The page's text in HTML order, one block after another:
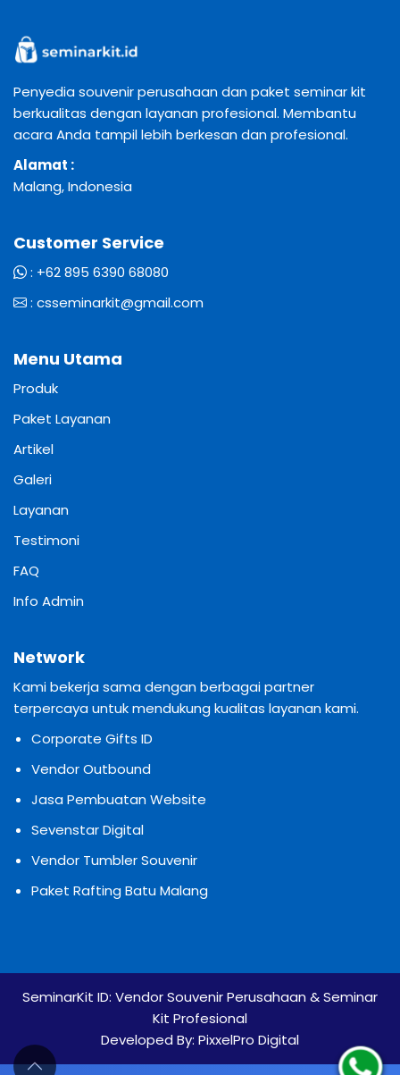
Penyedia souvenir perusahaan dan paket seminar kit
berkualitas dengan layanan profesional. Membantu
acara Anda tampil lebih berkesan dan profesional.
Alamat :
Malang, Indonesia
Customer Service
: +62 895 6390 68080
: csseminarkit@gmail.com
Menu Utama
Produk
Paket Layanan
Artikel
Galeri
Layanan
Testimoni
FAQ
Info Admin
Network
Kami bekerja sama dengan berbagai partner
terpercaya untuk mendukung kualitas layanan kami.
Corporate Gifts ID
Vendor Outbound
Jasa Pembuatan Website
Sevenstar Digital
Vendor Tumbler Souvenir
Paket Rafting Batu Malang
SeminarKit ID: Vendor Souvenir Perusahaan & Seminar
Kit Profesional
Developed By: PixxelPro Digital